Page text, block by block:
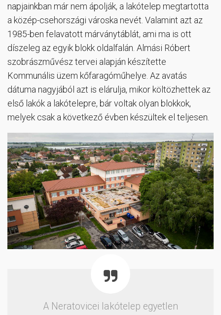
napjainkban már nem ápolják, a lakótelep megtartotta
a közép-csehországi városka nevét. Valamint azt az
1985-ben felavatott márványtáblát, ami ma is ott
díszeleg az egyik blokk oldalfalán. Almási Róbert
szobrászművész tervei alapján készítette
Kommunális üzem kőfaragóműhelye. Az avatás
dátuma nagyjából azt is elárulja, mikor költözhettek az
első lakók a lakótelepre, bár voltak olyan blokkok,
melyek csak a következő évben készültek el teljesen.
A Neratovicei lakótelep egyetlen